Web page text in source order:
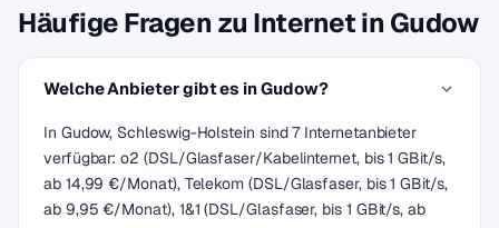
Häufige Fragen zu Internet in Gudow
Welche Anbieter gibt es in Gudow?
In Gudow, Schleswig-Holstein sind 7 Internetanbieter
verfügbar: o2 (DSL/Glasfaser/Kabelinternet, bis 1 GBit/s,
ab 14,99 €/Monat), Telekom (DSL/Glasfaser, bis 1 GBit/s,
ab 9,95 €/Monat), 1&1 (DSL/Glasfaser, bis 1 GBit/s, ab